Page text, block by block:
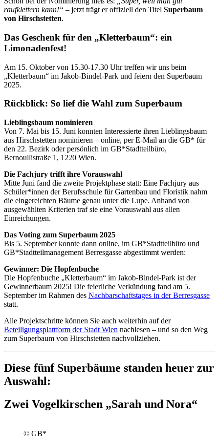
raufklettern kann!“ – jetzt trägt er offiziell den Titel Superbaum
von Hirschstetten.
Das Geschenk für den „Kletterbaum“: ein
Limonadenfest!
Am 15. Oktober von 15.30-17.30 Uhr treffen wir uns beim
„Kletterbaum“ im Jakob-Bindel-Park und feiern den Superbaum
2025.
Rückblick: So lief die Wahl zum Superbaum
Lieblingsbaum nominieren
Von 7. Mai bis 15. Juni konnten Interessierte ihren Lieblingsbaum
aus Hirschstetten nominieren – online, per E-Mail an die GB* für
den 22. Bezirk oder persönlich im GB*Stadtteilbüro,
Bernoullistraße 1, 1220 Wien.
Die Fachjury trifft ihre Vorauswahl
Mitte Juni fand die zweite Projektphase statt: Eine Fachjury aus
Schüler*innen der Berufsschule für Gartenbau und Floristik nahm
die eingereichten Bäume genau unter die Lupe. Anhand von
ausgewählten Kriterien traf sie eine Vorauswahl aus allen
Einreichungen.
Das Voting zum Superbaum 2025
Bis 5. September konnte dann online, im GB*Stadtteilbüro und
GB*Stadtteilmanagement Berresgasse abgestimmt werden:
Gewinner: Die Hopfenbuche
Die Hopfenbuche „Kletterbaum“ im Jakob-Bindel-Park ist der
Gewinnerbaum 2025! Die feierliche Verkündung fand am 5.
September im Rahmen des Nachbarschaftstages in der Berresgasse
statt.
Alle Projektschritte können Sie auch weiterhin auf der
Beteiligungsplattform der Stadt Wien nachlesen – und so den Weg
zum Superbaum von Hirschstetten nachvollziehen.
Diese fünf Superbäume standen heuer zur
Auswahl:
Zwei Vogelkirschen „Sarah und Nora“
© GB*